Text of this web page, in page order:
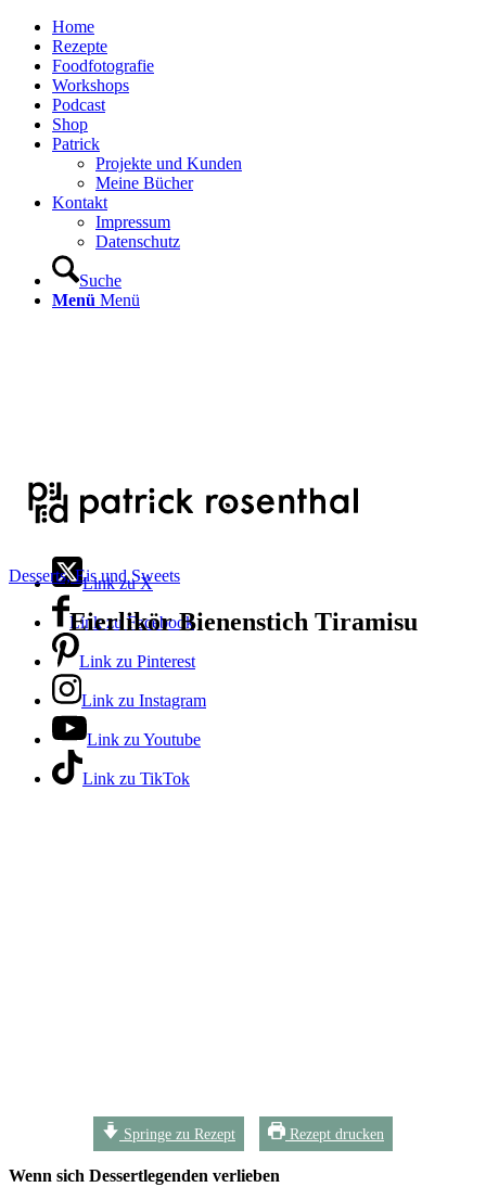
Home
Rezepte
Foodfotografie
Workshops
Podcast
Shop
Patrick
Projekte und Kunden
Meine Bücher
Kontakt
Impressum
Datenschutz
Suche
Menü Menü
Link zu X
Link zu Facebook
Link zu Pinterest
Link zu Instagram
Link zu Youtube
Link zu TikTok
Desserts, Eis und Sweets
Eierlikör Bienenstich Tiramisu
Springe zu Rezept Rezept drucken
Wenn sich Dessertlegenden verlieben